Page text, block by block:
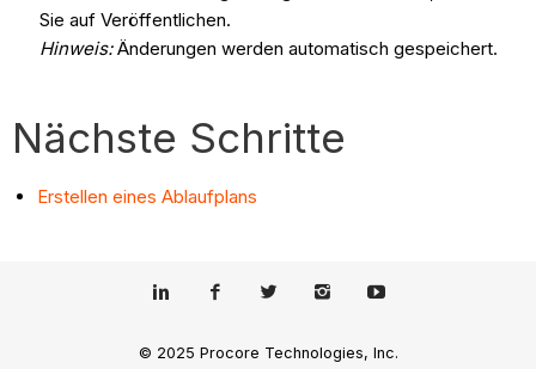
Sie auf Veröffentlichen.
Hinweis:Änderungen werden automatisch gespeichert.
Nächste Schritte
Erstellen eines Ablaufplans
© 2025 Procore Technologies, Inc.